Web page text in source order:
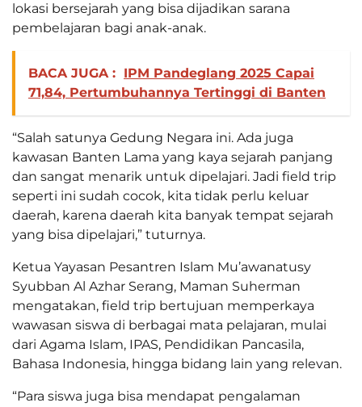
lokasi bersejarah yang bisa dijadikan sarana
pembelajaran bagi anak-anak.
BACA JUGA : IPM Pandeglang 2025 Capai
71,84, Pertumbuhannya Tertinggi di Banten
“Salah satunya Gedung Negara ini. Ada juga
kawasan Banten Lama yang kaya sejarah panjang
dan sangat menarik untuk dipelajari. Jadi field trip
seperti ini sudah cocok, kita tidak perlu keluar
daerah, karena daerah kita banyak tempat sejarah
yang bisa dipelajari,” tuturnya.
Ketua Yayasan Pesantren Islam Mu’awanatusy
Syubban Al Azhar Serang, Maman Suherman
mengatakan, field trip bertujuan memperkaya
wawasan siswa di berbagai mata pelajaran, mulai
dari Agama Islam, IPAS, Pendidikan Pancasila,
Bahasa Indonesia, hingga bidang lain yang relevan.
“Para siswa juga bisa mendapat pengalaman